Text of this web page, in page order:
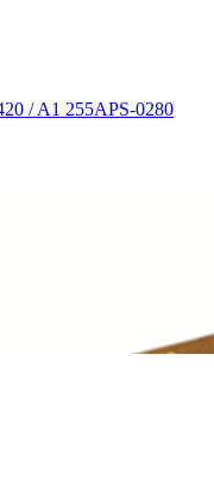
/ A1 255APS-0280